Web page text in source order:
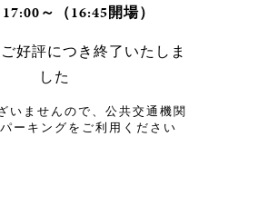
～（16:45開場）
好評につき終了いたしま
した
いませんので、公共交通機関
ーキングをご利用ください